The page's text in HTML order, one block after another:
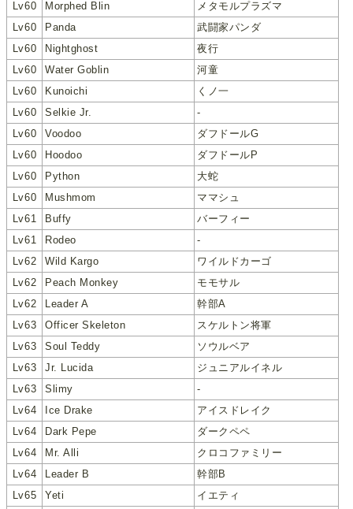
Lv60 Morphed Blin
メタモルプラズマ
Lv60
Panda
武闘家パンダ
Lv60
Nightghost
夜行
Lv60
Water Goblin
河童
Lv60
Kunoichi
くノ一
Lv60
Selkie Jr.
-
Lv60
Voodoo
ダフドールG
Lv60
Hoodoo
ダフドールP
Lv60
Python
大蛇
Lv60
Mushmom
ママシュ
Lv61
Buffy
バーフィー
Lv61
Rodeo
-
Lv62
Wild Kargo
ワイルドカーゴ
Lv62
Peach Monkey
モモサル
Lv62
Leader A
幹部A
Lv63
Officer Skeleton
スケルトン将軍
Lv63
Soul Teddy
ソウルベア
Lv63
Jr. Lucida
ジュニアルイネル
Lv63
Slimy
-
Lv64
Ice Drake
アイスドレイク
Lv64
Dark Pepe
ダークペペ
Lv64
Mr. Alli
クロコファミリー
Lv64
Leader B
幹部B
Lv65
Yeti
イエティ